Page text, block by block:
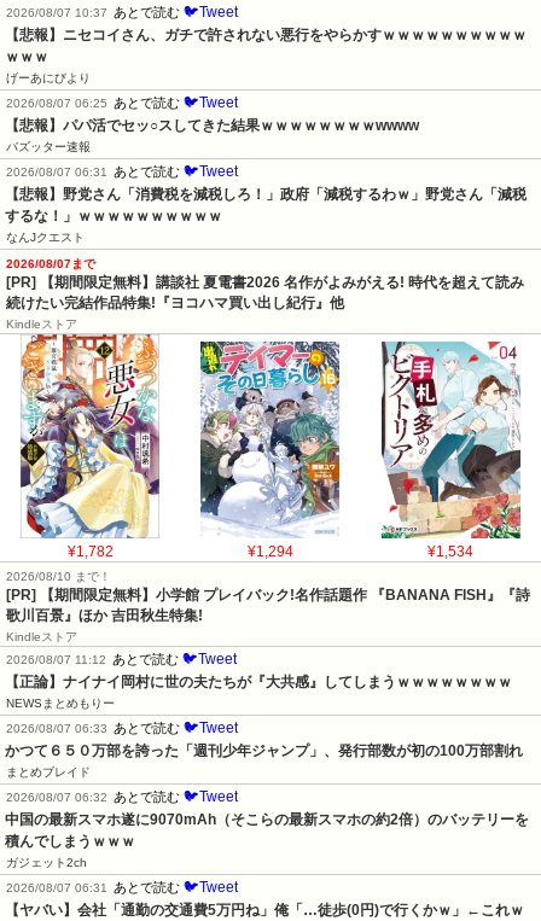
2026/08/07 10:37 あとで読む 🐦Tweet
【悲報】ニセコイさん、ガチで許されない悪行をやらかすｗｗｗｗｗｗｗｗｗｗ
ｗｗｗ
げーあにびより
2026/08/07 06:25
あとで読む 🐦Tweet
【悲報】パパ活でセッ○スしてきた結果ｗｗｗｗｗｗｗｗwwww
バズッター速報
2026/08/07 06:31
あとで読む 🐦Tweet
【悲報】野党さん「消費税を減税しろ！」政府「減税するわｗ」野党さん「減税
するな！」ｗｗｗｗｗｗｗｗｗｗ
なんJクエスト
2026/08/07まで
[PR] 【期間限定無料】講談社 夏電書2026 名作がよみがえる! 時代を超えて読み
続けたい完結作品特集!『ヨコハマ買い出し紀行』他
Kindleストア
¥1,782 ¥1,294 ¥1,534
2026/08/10 まで！
[PR] 【期間限定無料】小学館 プレイバック!名作話題作 『BANANA FISH』『詩
歌川百景』ほか 吉田秋生特集!
Kindleストア
2026/08/07 11:12
あとで読む 🐦Tweet
【正論】ナイナイ岡村に世の夫たちが『大共感』してしまうｗｗｗｗｗｗｗｗ
NEWSまとめもりー
2026/08/07 06:33
あとで読む 🐦Tweet
かつて６５０万部を誇った「週刊少年ジャンプ」、発行部数が初の100万部割れ
まとめブレイド
2026/08/07 06:32
あとで読む 🐦Tweet
中国の最新スマホ遂に9070mAh（そこらの最新スマホの約2倍）のバッテリーを
積んでしまうｗｗｗ
ガジェット2ch
2026/08/07 06:31
あとで読む 🐦Tweet
【ヤバい】会社「通勤の交通費5万円ね」俺「…徒歩(0円)で行くかｗ」←これｗ